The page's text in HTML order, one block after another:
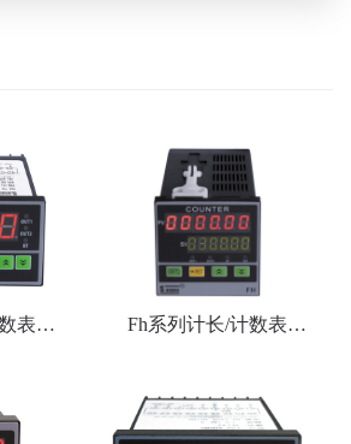
表
Fh系列计长/计数表